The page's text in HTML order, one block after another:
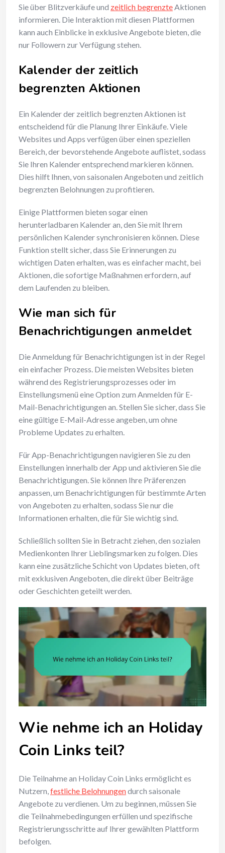
Sie über Blitzverkäufe und zeitlich begrenzteAktionen
informieren. Die Interaktion mit diesen Plattformen
kann auch Einblicke in exklusive Angebote bieten, die
nur Followern zur Verfügung stehen.
Kalender der zeitlich
begrenzten Aktionen
Ein Kalender der zeitlich begrenzten Aktionen ist
entscheidend für die Planung Ihrer Einkäufe. Viele
Websites und Apps verfügen über einen speziellen
Bereich, der bevorstehende Angebote auflistet, sodass
Sie Ihren Kalender entsprechend markieren können.
Dies hilft Ihnen, von saisonalen Angeboten und zeitlich
begrenzten Belohnungen zu profitieren.
Einige Plattformen bieten sogar einen
herunterladbaren Kalender an, den Sie mit Ihrem
persönlichen Kalender synchronisieren können. Diese
Funktion stellt sicher, dass Sie Erinnerungen zu
wichtigen Daten erhalten, was es einfacher macht, bei
Aktionen, die sofortige Maßnahmen erfordern, auf
dem Laufenden zu bleiben.
Wie man sich für
Benachrichtigungen anmeldet
Die Anmeldung für Benachrichtigungen ist in der Regel
ein einfacher Prozess. Die meisten Websites bieten
während des Registrierungsprozesses oder im
Einstellungsmenü eine Option zum Anmelden für E-
Mail-Benachrichtigungen an. Stellen Sie sicher, dass Sie
eine gültige E-Mail-Adresse angeben, um ohne
Probleme Updates zu erhalten.
Für App-Benachrichtigungen navigieren Sie zu den
Einstellungen innerhalb der App und aktivieren Sie die
Benachrichtigungen. Sie können Ihre Präferenzen
anpassen, um Benachrichtigungen für bestimmte Arten
von Angeboten zu erhalten, sodass Sie nur die
Informationen erhalten, die für Sie wichtig sind.
Schließlich sollten Sie in Betracht ziehen, den sozialen
Medienkonten Ihrer Lieblingsmarken zu folgen. Dies
kann eine zusätzliche Schicht von Updates bieten, oft
mit exklusiven Angeboten, die direkt über Beiträge
oder Geschichten geteilt werden.
Wie nehme ich an Holiday
Coin Links teil?
Die Teilnahme an Holiday Coin Links ermöglicht es
Nutzern, festliche Belohnungendurch saisonale
Angebote zu verdienen. Um zu beginnen, müssen Sie
die Teilnahmebedingungen erfüllen und spezifische
Registrierungsschritte auf Ihrer gewählten Plattform
befolgen.